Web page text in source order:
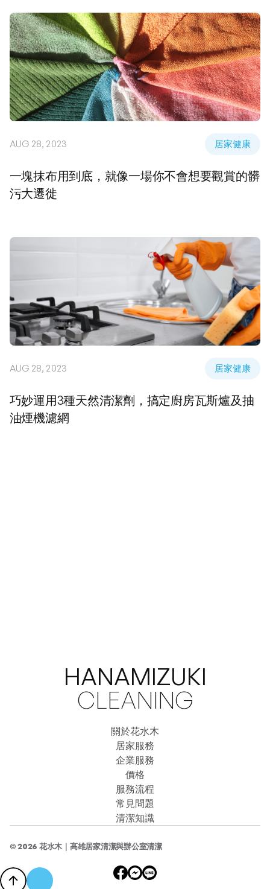
AUG 28, 2023 居家健康
一塊抹布用到底，就像一場你不會想要觀賞的髒
污大遷徙
AUG 28, 2023 居家健康
巧妙運用3種天然清潔劑，搞定廚房瓦斯爐及抽
油煙機濾網
HANAMIZUKI
CLEANING
關於花水木
關於花水木
居家服務
居家服務
企業服務
企業服務
價格
價格
服務流程
服務流程
常見問題
常見問題
清潔知識
© 2026 花水木｜高雄居家清潔與辦公室清潔